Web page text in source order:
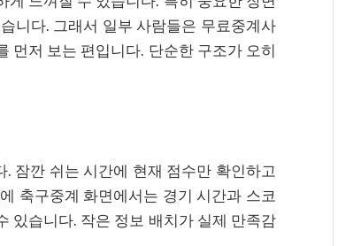
니다. 그래서 일부 사람들은 무료중계사
먼저 보는 편입니다. 단순한 구조가 오히
잠깐 쉬는 시간에 현재 점수만 확인하고
축구중계 화면에서는 경기 시간과 스코
있습니다. 작은 정보 배치가 실제 만족감